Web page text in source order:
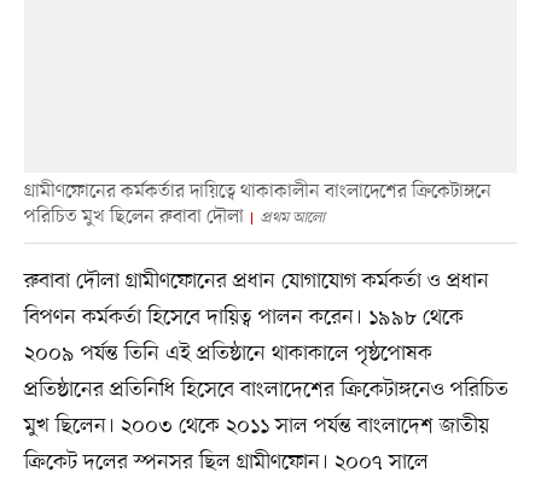
গ্রামীণফোনের কর্মকর্তার দায়িত্বে থাকাকালীন বাংলাদেশের ক্রিকেটাঙ্গনে
পরিচিত মুখ ছিলেন রুবাবা দৌলা
প্রথম আলো
রুবাবা দৌলা গ্রামীণফোনের প্রধান যোগাযোগ কর্মকর্তা ও প্রধান
বিপণন কর্মকর্তা হিসেবে দায়িত্ব পালন করেন। ১৯৯৮ থেকে
২০০৯ পর্যন্ত তিনি এই প্রতিষ্ঠানে থাকাকালে পৃষ্ঠপোষক
প্রতিষ্ঠানের প্রতিনিধি হিসেবে বাংলাদেশের ক্রিকেটাঙ্গনেও পরিচিত
মুখ ছিলেন। ২০০৩ থেকে ২০১১ সাল পর্যন্ত বাংলাদেশ জাতীয়
ক্রিকেট দলের স্পনসর ছিল গ্রামীণফোন। ২০০৭ সালে